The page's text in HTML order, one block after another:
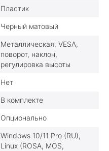
Пластик
Черный матовый
Металлическая, VESA,
поворот, наклон,
регулировка высоты
Нет
В комплекте
Опционально
Windows 10/11 Pro (RU),
Linux (ROSA, MOS,